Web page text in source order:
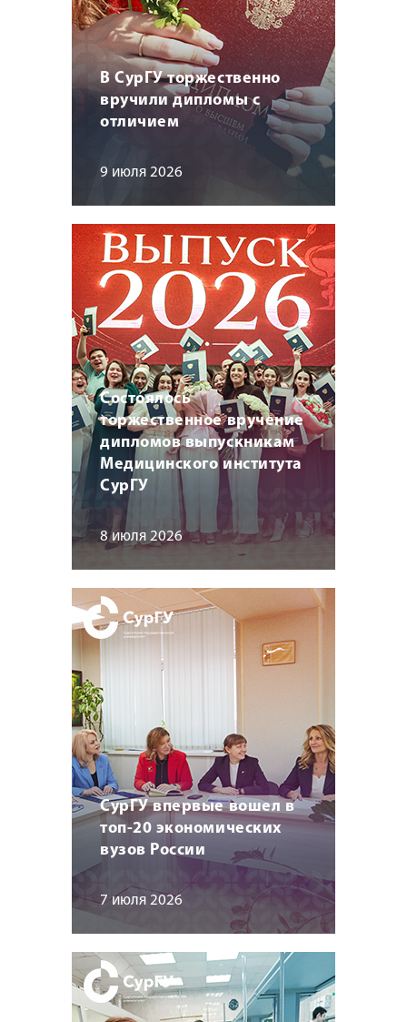
В СурГУ торжественно
вручили дипломы с
отличием
9 июля 2026
Состоялось
торжественное вручение
дипломов выпускникам
Медицинского института
СурГУ
8 июля 2026
СурГУ впервые вошел в
топ-20 экономических
вузов России
7 июля 2026